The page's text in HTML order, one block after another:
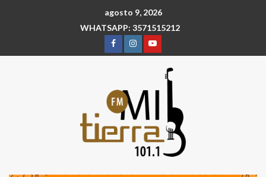
agosto 9, 2026
WHATSAPP: 3571515212